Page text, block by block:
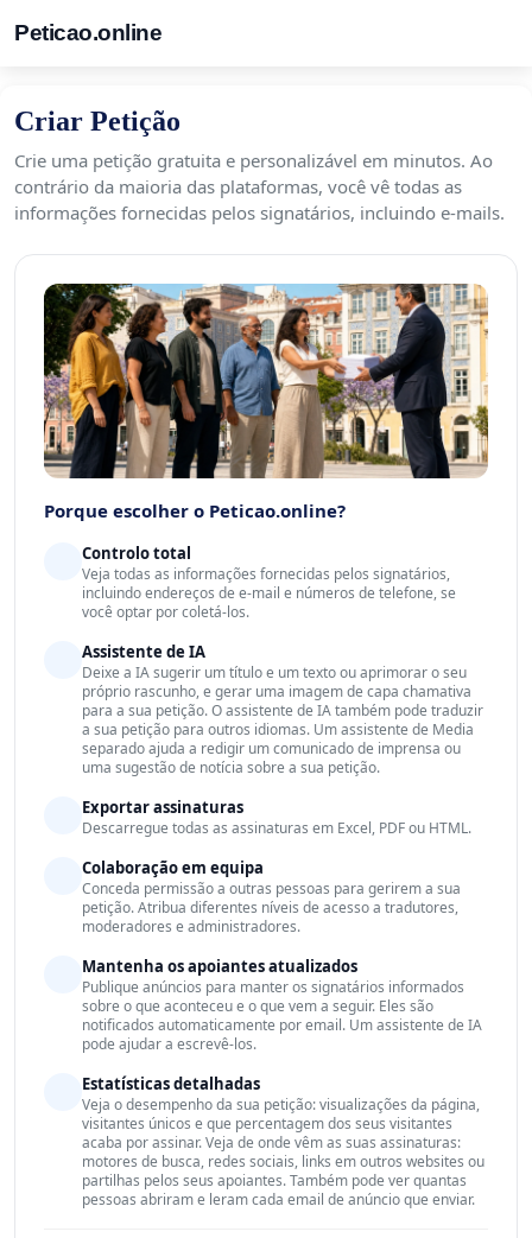
Peticao.online
Criar Petição
Crie uma petição gratuita e personalizável em minutos. Ao
contrário da maioria das plataformas, você vê todas as
informações fornecidas pelos signatários, incluindo e-mails.
Porque escolher o Peticao.online?
Controlo total
Veja todas as informações fornecidas pelos signatários,
incluindo endereços de e-mail e números de telefone, se
você optar por coletá-los.
Assistente de IA
Deixe a IA sugerir um título e um texto ou aprimorar o seu
próprio rascunho, e gerar uma imagem de capa chamativa
para a sua petição. O assistente de IA também pode traduzir
a sua petição para outros idiomas. Um assistente de Media
separado ajuda a redigir um comunicado de imprensa ou
uma sugestão de notícia sobre a sua petição.
Exportar assinaturas
Descarregue todas as assinaturas em Excel, PDF ou HTML.
Colaboração em equipa
Conceda permissão a outras pessoas para gerirem a sua
petição. Atribua diferentes níveis de acesso a tradutores,
moderadores e administradores.
Mantenha os apoiantes atualizados
Publique anúncios para manter os signatários informados
sobre o que aconteceu e o que vem a seguir. Eles são
notificados automaticamente por email. Um assistente de IA
pode ajudar a escrevê-los.
Estatísticas detalhadas
Veja o desempenho da sua petição: visualizações da página,
visitantes únicos e que percentagem dos seus visitantes
acaba por assinar. Veja de onde vêm as suas assinaturas:
motores de busca, redes sociais, links em outros websites ou
partilhas pelos seus apoiantes. Também pode ver quantas
pessoas abriram e leram cada email de anúncio que enviar.